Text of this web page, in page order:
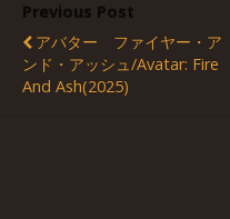
Previous Post
アバター ファイヤー・ア
ンド・アッシュ/Avatar: Fire
And Ash(2025)